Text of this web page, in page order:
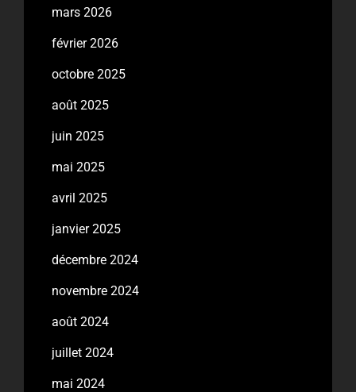
mars 2026
février 2026
octobre 2025
août 2025
juin 2025
mai 2025
avril 2025
janvier 2025
décembre 2024
novembre 2024
août 2024
juillet 2024
mai 2024